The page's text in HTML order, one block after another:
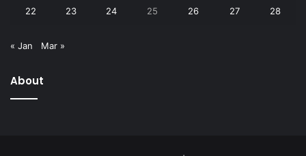
22 23 24 25 26 27 28
« Jan Mar »
About